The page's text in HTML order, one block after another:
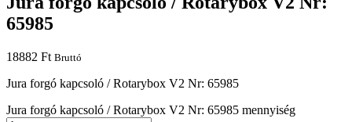
65985
18882 Ft Bruttó
Jura forgó kapcsoló / Rotarybox V2 Nr: 65985
Jura forgó kapcsoló / Rotarybox V2 Nr: 65985 mennyiség